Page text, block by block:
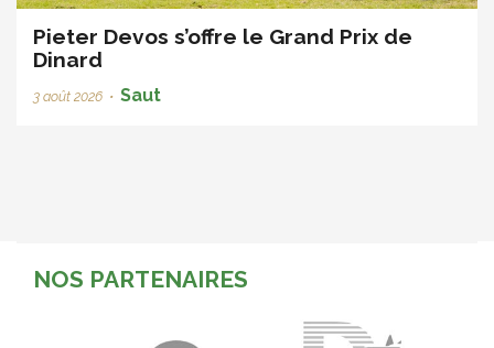
Pieter Devos s’offre le Grand Prix de
Dinard
3 août 2026 • Saut
NOS PARTENAIRES